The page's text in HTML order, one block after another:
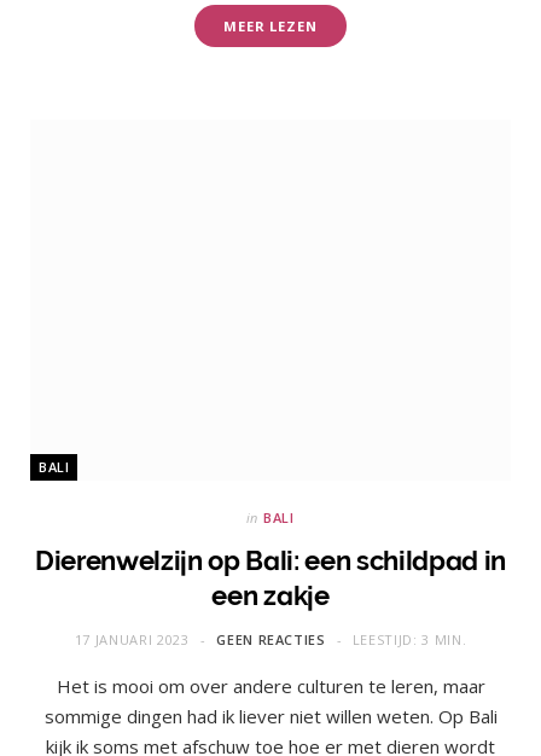
MEER LEZEN
BALI
in BALI
Dierenwelzijn op Bali: een schildpad in
een zakje
17 JANUARI 2023 GEEN REACTIES LEESTIJD: 3 MIN.
Het is mooi om over andere culturen te leren, maar
sommige dingen had ik liever niet willen weten. Op Bali
kijk ik soms met afschuw toe hoe er met dieren wordt